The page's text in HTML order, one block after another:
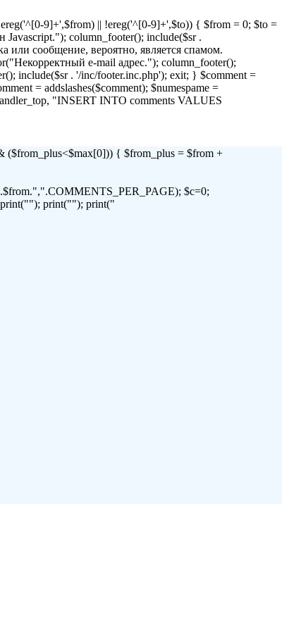
9]+',$from) || !ereg('^[0-9]+',$to)) { $from = 0; $to =
column_footer(); include($sr .
сообщение, вероятно, является спамом.
e-mail адрес."); column_footer();
include($sr . '/inc/footer.inc.php'); exit; } $comment =
= addslashes($comment); $numespame =
"INSERT INTO comments VALUES
{ $from_plus = $from +
$c=0;
print(""); print("